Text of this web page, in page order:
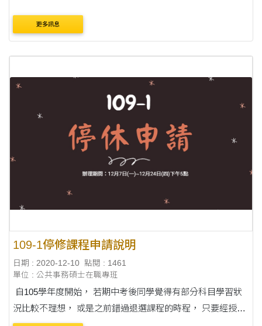
更多訊息
109-1停修課程申請說明
日期 : 2020-12-10 點閱 : 1461
單位 : 公共事務碩士在職專班
自105學年度開始， 若期中考後同學覺得有部分科目學習狀
況比較不理想， 或是之前錯過退選課程的時程， 只要經授課